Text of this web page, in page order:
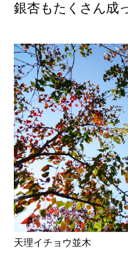
銀杏もたくさん成
天理イチョウ並木